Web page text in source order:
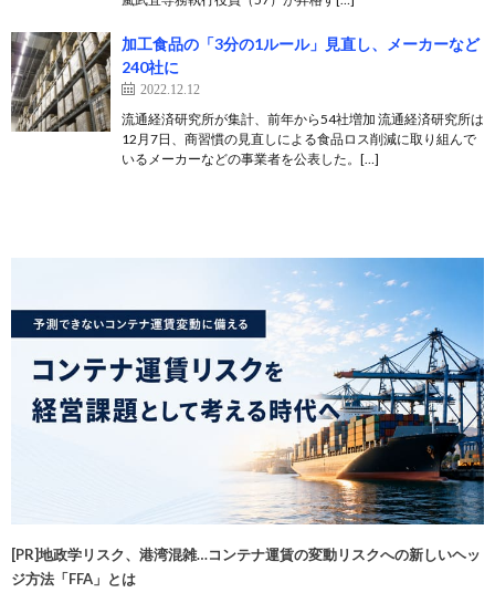
加工食品の「3分の1ルール」見直し、メーカーなど
240社に
2022.12.12
流通経済研究所が集計、前年から54社増加 流通経済研究所は
12月7日、商習慣の見直しによる食品ロス削減に取り組んで
いるメーカーなどの事業者を公表した。[…]
[PR]地政学リスク、港湾混雑…コンテナ運賃の変動リスクへの新しいヘッ
ジ方法「FFA」とは